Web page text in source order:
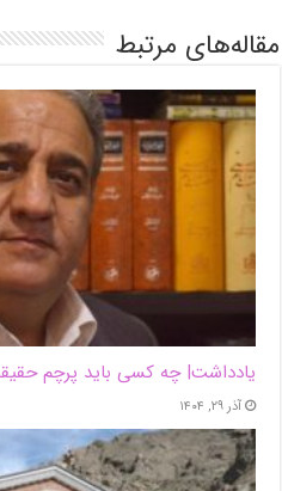
مقاله‌های مرتبط
یادداشت| ‌چه کسی باید پرچم
آذر ۲۹, ۱۴۰۴